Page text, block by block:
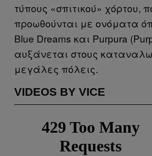
τύπους «σπιτικού» χόρτου,
προωθούνται με ονόματα
Blue Dreams και Purpura
αυξάνεται στους
μεγάλες πόλεις.
VIDEOS BY VICE